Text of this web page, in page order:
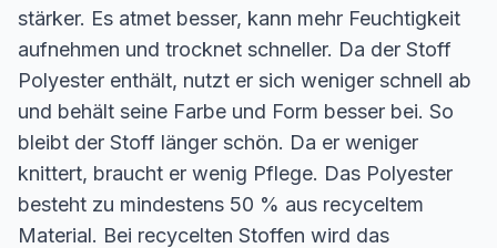
stärker. Es atmet besser, kann mehr Feuchtigkeit
aufnehmen und trocknet schneller. Da der Stoff
Polyester enthält, nutzt er sich weniger schnell ab
und behält seine Farbe und Form besser bei. So
bleibt der Stoff länger schön. Da er weniger
knittert, braucht er wenig Pflege. Das Polyester
besteht zu mindestens 50 % aus recyceltem
Material. Bei recycelten Stoffen wird das